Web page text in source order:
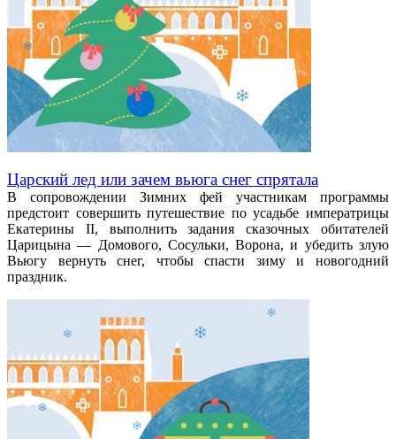
Царский лед или зачем вьюга снег спрятала
В сопровождении Зимних фей участникам программы
предстоит совершить путешествие по усадьбе императрицы
Екатерины II, выполнить задания сказочных обитателей
Царицына — Домового, Сосульки, Ворона, и убедить злую
Вьюгу вернуть снег, чтобы спасти зиму и новогодний
праздник.